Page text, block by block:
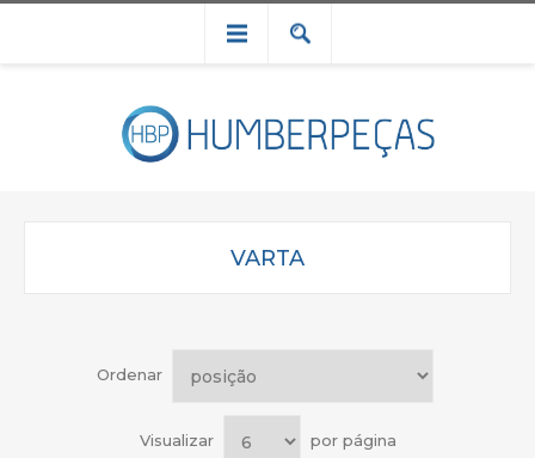
VARTA
Ordenar
Visualizar por página